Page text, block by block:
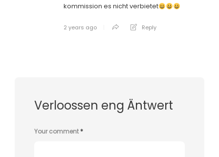
kommission es nicht verbietet
2 years ago Reply
Verloossen eng Äntwert
Your comment*